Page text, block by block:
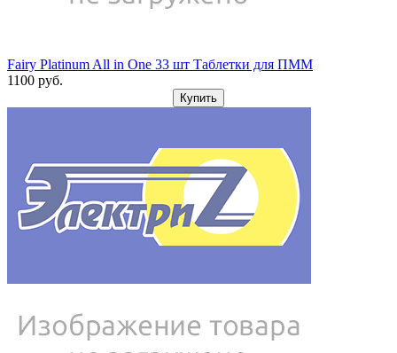
Fairy Platinum All in One 33 шт Таблетки для ПММ
1100 pуб.
Купить